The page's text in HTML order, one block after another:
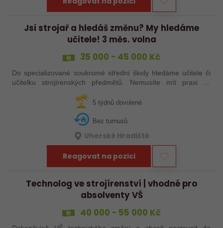
Jsi strojař a hledáš změnu? My hledáme
učitele! 3 měs. volna
35 000 - 45 000 Kč
Do specializované soukromé střední školy hledáme učitele či
učitelku strojírenských předmětů. Nemusíte mít praxi ze
ně. Máte za sebou…
5 týdnů dovolené
Bez turnusů
Uherské Hradiště
Reagovat na pozici
Technolog ve strojírenství | vhodné pro
absolventy VŠ
40 000 - 55 000 Kč